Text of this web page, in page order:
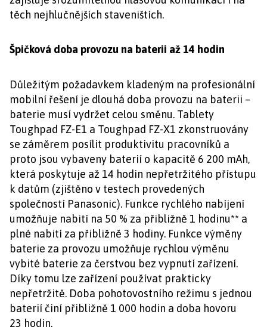
těch nejhlučnějších staveništích.
Špičková doba provozu na baterii až 14 hodin
Důležitým požadavkem kladeným na profesionální
mobilní řešení je dlouhá doba provozu na baterii –
baterie musí vydržet celou směnu. Tablety
Toughpad FZ-E1 a Toughpad FZ-X1 zkonstruovány
se záměrem posílit produktivitu pracovníků a
proto jsou vybaveny baterií o kapacitě 6 200 mAh,
která poskytuje až 14 hodin nepřetržitého přístupu
k datům (zjištěno v testech provedených
společností Panasonic). Funkce rychlého nabíjení
umožňuje nabití na 50 % za přibližně 1 hodinu** a
plné nabití za přibližně 3 hodiny. Funkce výměny
baterie za provozu umožňuje rychlou výměnu
vybité baterie za čerstvou bez vypnutí zařízení.
Díky tomu lze zařízení používat prakticky
nepřetržitě. Doba pohotovostního režimu s jednou
baterií činí přibližně 1 000 hodin a doba hovoru
23 hodin.